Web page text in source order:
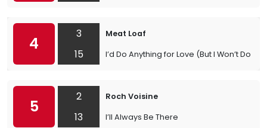
4
3
15
Meat Loaf
I’d Do Anything for Love (But I Won’t Do
5
2
13
Roch Voisine
I’ll Always Be There